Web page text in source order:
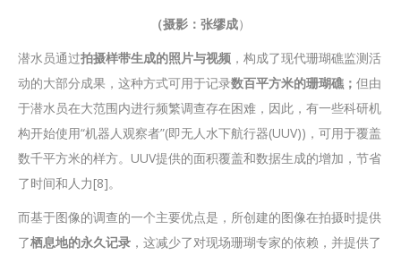
（摄影：张缪成）
潜水员通过拍摄样带生成的照片与视频 ，构成了现代珊瑚礁监测活
动的大部分成果，这种方式可用于记录数百平方米的珊瑚礁； 但由
于潜水员在大范围内进行频繁调查存在困难，因此，有一些科研机
构开始使用“机器人观察者”(即无人水下航行器(UUV))，可用于覆盖
数千平方米的样方。UUV提供的面积覆盖和数据生成的增加，节省
了时间和人力[8]。
而基于图像的调查的一个主要优点是，所创建的图像在拍摄时提供
了栖息地的永久记录 ，这减少了对现场珊瑚专家的依赖，并提供了